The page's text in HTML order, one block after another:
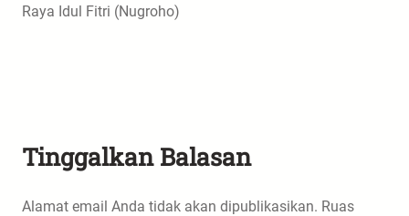
Raya Idul Fitri (Nugroho)
Tinggalkan Balasan
Alamat email Anda tidak akan dipublikasikan. Ruas